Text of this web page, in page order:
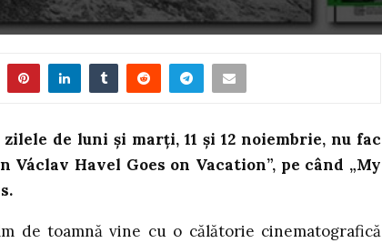
de luni și marți, 11 și 12 noiembrie, nu fac
Václav Havel Goes on Vacation”, pe când „My
de toamnă vine cu o călătorie cinematografică